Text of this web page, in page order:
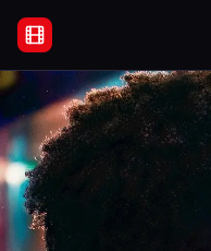
Filme Online Subtitrate